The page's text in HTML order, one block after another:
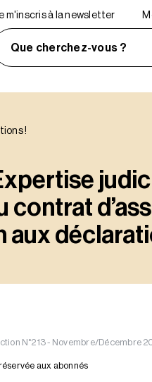
m'inscris à la newsletter
Que cherchez-vous ?
!
contrat
aux
N°213 - Novembre/Décembre
aux abonnés